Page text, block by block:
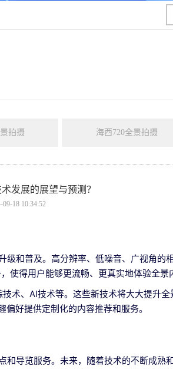
拍摄 海西720全景拍摄
发展的展望与预测？
09-18 10:34:52
和普及。高分辨率、低噪音、广视角的
使得用户能够更流畅、更真实地体验全景
术、AI技术等。这些新技术将大大提升
好提供定制化的内容推荐和服务。
导览服务。未来，随着技术的不断成熟